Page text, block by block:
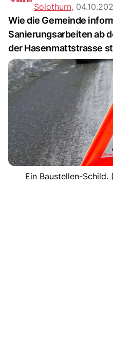
Solothurn,
Wie die Gemeinde
Sanierungsarbeiten ab
der Hasenmattstrasse
Ein Baustellen-